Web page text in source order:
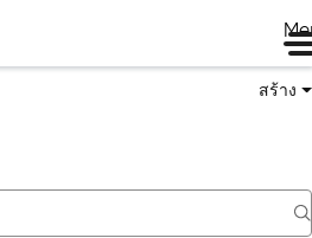
สร้าง